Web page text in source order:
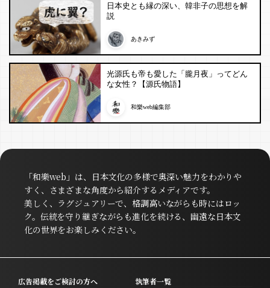
日本史とも縁の深い、韓非子の思想を解
説
あきみず
光源氏も帝も愛した「朧月夜」ってどん
な女性？【源氏物語】
和樂web編集部
「和樂web」は、日本文化の多様で奥深い魅力をわかりや
すく、さまざまな角度から紹介するメディアです。
美しく、ラグジュアリーで、格調高いながらも時にはロッ
ク。伝統を守り継ぎながらも進化を続ける、幽遠な日本文
化の世界をお楽しみください。
広告掲載をご検討の方へ 執筆者一覧